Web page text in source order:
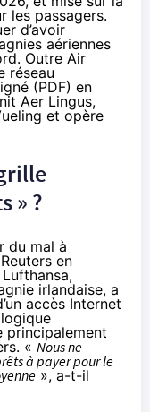
les passagers.
d’avoir
aériennes
Outre Air
réseau
(PDF) en
Aer Lingus,
et opère
» ?
du mal à
en
irlandaise, a
accès Internet
principalement
« Nous ne
à payer pour le
», a-t-il